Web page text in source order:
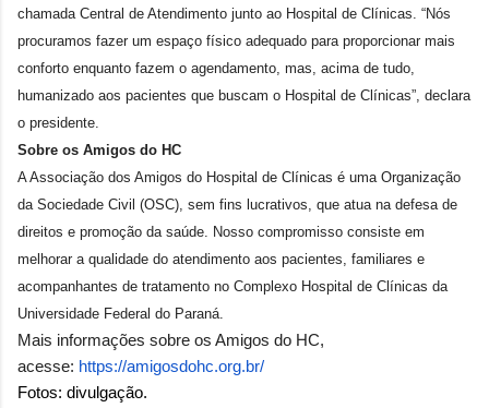
chamada Central de Atendimento junto ao Hospital de Clínicas. “Nós
procuramos fazer um espaço físico adequado para proporcionar mais
conforto enquanto fazem o agendamento, mas, acima de tudo,
humanizado aos pacientes que buscam o Hospital de Clínicas”, declara
o presidente.
Sobre os Amigos do HC
A Associação dos Amigos do Hospital de Clínicas é uma Organização
da Sociedade Civil (OSC), sem fins lucrativos, que atua na defesa de
direitos e promoção da saúde. Nosso compromisso consiste em
melhorar a qualidade do atendimento aos pacientes, familiares e
acompanhantes de tratamento no Complexo Hospital de Clínicas da
Universidade Federal do Paraná.
Mais informações sobre os Amigos do HC,
acesse: https://amigosdohc.org.br/
Fotos: divulgação.